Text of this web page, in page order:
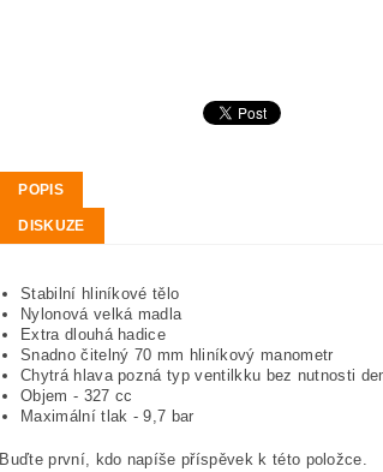
POPIS
DISKUZE
Stabilní hliníkové tělo
Nylonová velká madla
Extra dlouhá hadice
Snadno čitelný 70 mm hliníkový manometr
Chytrá hlava pozná typ ventilkku bez nutnosti
Objem - 327 cc
Maximální tlak - 9,7 bar
Buďte první, kdo napíše příspěvek k této položce.